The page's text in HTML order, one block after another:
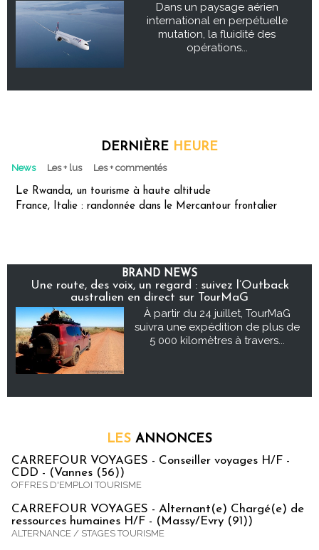
Dans un paysage aérien
international en perpétuelle
mutation, la fluidité des
opérations...
DERNIÈRE HEURE
News Les + lus Les + commentés
Le Rwanda, un tourisme à haute altitude
France, Italie : randonnée dans le Mercantour frontalier
BRAND NEWS
Une route, des voix, un regard : suivez l’Outback
australien en direct sur TourMaG
À partir du 24 juillet, TourMaG
suivra une expédition de plus de
5 000 kilomètres à travers...
LES ANNONCES
CARREFOUR VOYAGES - Conseiller voyages H/F -
CDD - (Vannes (56))
OFFRES D'EMPLOI TOURISME
CARREFOUR VOYAGES - Alternant(e) Chargé(e) de
ressources humaines H/F - (Massy/Evry (91))
ALTERNANCE / STAGES TOURISME